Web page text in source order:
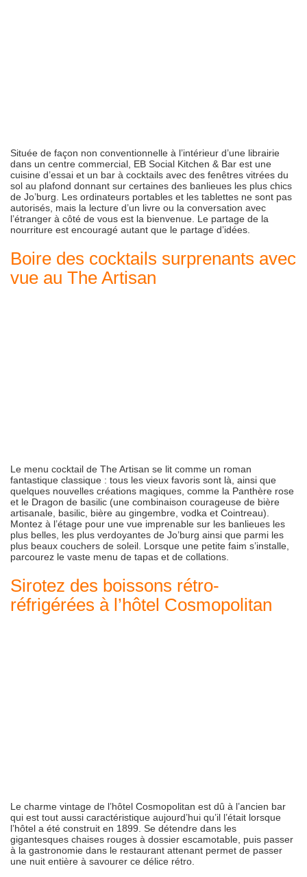
Située de façon non conventionnelle à l’intérieur d’une librairie
dans un centre commercial, EB Social Kitchen & Bar est une
cuisine d’essai et un bar à cocktails avec des fenêtres vitrées du
sol au plafond donnant sur certaines des banlieues les plus chics
de Jo’burg. Les ordinateurs portables et les tablettes ne sont pas
autorisés, mais la lecture d’un livre ou la conversation avec
l’étranger à côté de vous est la bienvenue. Le partage de la
nourriture est encouragé autant que le partage d’idées.
Boire des cocktails surprenants avec
vue au The Artisan
Le menu cocktail de The Artisan se lit comme un roman
fantastique classique : tous les vieux favoris sont là, ainsi que
quelques nouvelles créations magiques, comme la Panthère rose
et le Dragon de basilic (une combinaison courageuse de bière
artisanale, basilic, bière au gingembre, vodka et Cointreau).
Montez à l’étage pour une vue imprenable sur les banlieues les
plus belles, les plus verdoyantes de Jo’burg ainsi que parmi les
plus beaux couchers de soleil. Lorsque une petite faim s’installe,
parcourez le vaste menu de tapas et de collations.
Sirotez des boissons rétro-
réfrigérées à l’hôtel Cosmopolitan
Le charme vintage de l’hôtel Cosmopolitan est dû à l’ancien bar
qui est tout aussi caractéristique aujourd’hui qu’il l’était lorsque
l’hôtel a été construit en 1899. Se détendre dans les
gigantesques chaises rouges à dossier escamotable, puis passer
à la gastronomie dans le restaurant attenant permet de passer
une nuit entière à savourer ce délice rétro.